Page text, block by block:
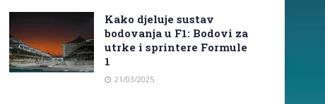
Kako djeluje sustav
bodovanja u F1: Bodovi za
utrke i sprintere Formule
1
21/03/2025